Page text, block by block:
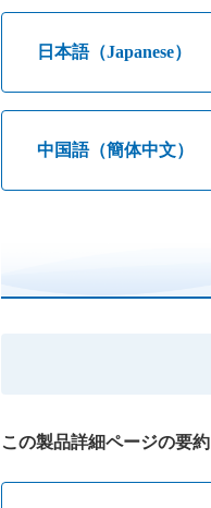
日本語（Japanese）
中国語（簡体中文）
この製品詳細ページの要約